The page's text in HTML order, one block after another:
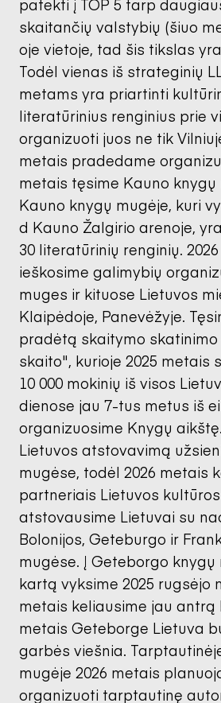
patekti į TOP 5 tarp
skaitančių valstybių (šiuo
oje vietoje, tad šis tikslas
Todėl vienas iš strateginių
metams yra priartinti
literatūrinius renginius prie
organizuoti juos ne tik
metais pradedame
metais tęsime Kauno knygų
Kauno knygų mugėje, kuri
d Kauno Žalgirio arenoje,
30 literatūrinių renginių.
ieškosime galimybių
muges ir kituose Lietuvos
Klaipėdoje, Panevėžyje.
pradėtą skaitymo
skaito", kurioje 2025 metais
10 000 mokinių iš visos
dienose jau 7-tus metus iš
organizuosime Knygų
Lietuvos atstovavimą
mugėse, todėl 2026 metais
partneriais Lietuvos
atstovausime Lietuvai su
Bolonijos, Geteburgo ir
mugėse. Į Geteborgo knygų
kartą vyksime 2025 rugsėjo
metais keliausime jau antrą
metais Geteborge Lietuva
garbės viešnia.
mugėje 2026 metais
organizuoti tarptautinę